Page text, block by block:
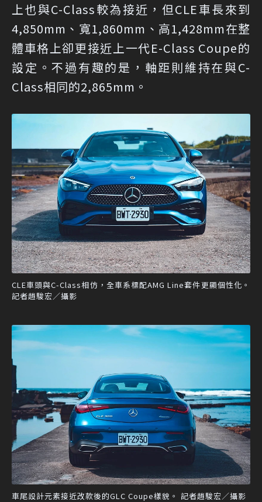
上也與C-Class較為接近，但CLE車長來到
4,850mm、寬1,860mm、高1,428mm在整
體車格上卻更接近上一代E-Class Coupe的
設定。不過有趣的是，軸距則維持在與C-
Class相同的2,865mm。
CLE車頭與C-Class相仿，全車系標配AMG Line套件更顯個性化。
記者趙駿宏／攝影
車尾設計元素接近改款後的GLC Coupe樣貌。 記者趙駿宏／攝影